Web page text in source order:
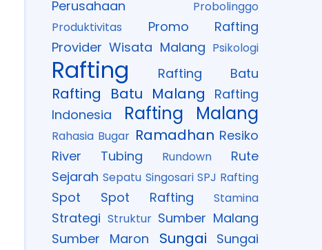
Perusahaan
Probolinggo
Produktivitas
Promo Rafting
Provider Wisata Malang Psikologi
Rafting Rafting Batu
Rafting Batu Malang
Rafting
Indonesia
Rafting Malang
Rahasia Bugar Ramadhan Resiko
River Tubing
Rundown
Rute
Sejarah Sepatu Singosari SPJ Rafting
Spot Spot Rafting Stamina
Strategi Struktur Sumber Malang
Sumber Maron
Sungai
Sungai